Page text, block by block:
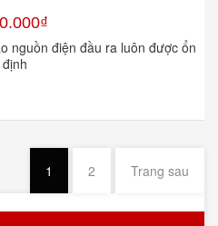
nguồn điện đầu ra luôn được ổn
định
1 2 Trang sau